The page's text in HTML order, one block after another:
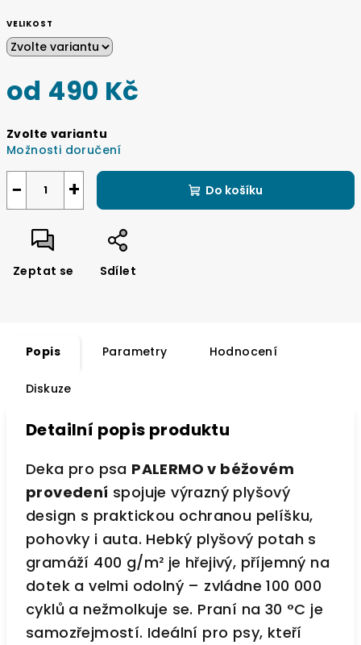
VELIKOST
od 490 Kč
cena:
Zvolte variantu
Možnosti doručení
+
− Do košíku
Zeptat se Sdílet
Popis Parametry Hodnocení
Diskuze
Detailní popis produktu
Deka pro psa PALERMO v béžovém
provedení spojuje výrazný plyšový
design s praktickou ochranou pelíšku,
pohovky i auta. Hebký plyšový potah s
gramáží 400 g/m² je hřejivý, příjemný na
dotek a velmi odolný – zvládne 100 000
cyklů a nežmolkuje se. Praní na 30 °C je
samozřejmostí. Ideální pro psy, kteří